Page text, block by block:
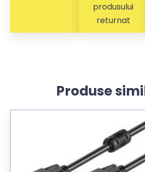
produsului
returnat
Produse